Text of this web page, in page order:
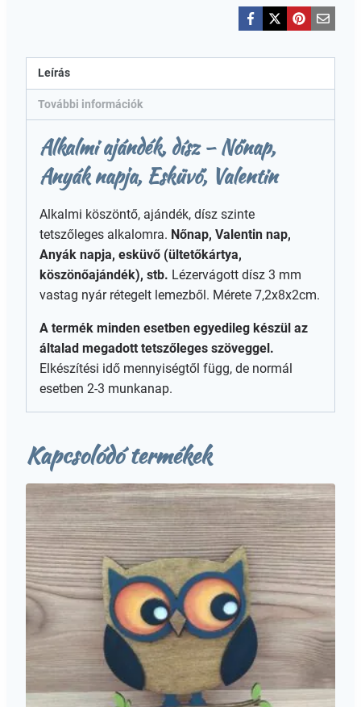
Leírás
További információk
Alkalmi ajándék, dísz – Nőnap,
Anyák napja, Esküvő, Valentin
Alkalmi köszöntő, ajándék, dísz szinte
tetszőleges alkalomra. Nőnap, Valentin nap,
Anyák napja, esküvő (ültetőkártya,
köszönőajándék), stb. Lézervágott dísz 3 mm
vastag nyár rétegelt lemezből. Mérete 7,2x8x2cm.
A termék minden esetben egyedileg készül az
általad megadott tetszőleges szöveggel.
Elkészítési idő mennyiségtől függ, de normál
esetben 2-3 munkanap.
Kapcsolódó termékek